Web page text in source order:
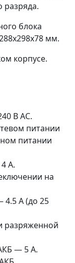
разряда.
блока
мм.
корпусе.
В AC.
питании
питании
А.
на
4.5 А (до 25
разряженной
— 5 А.